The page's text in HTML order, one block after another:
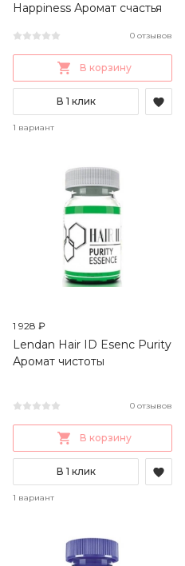
Happiness Аромат счастья
0 отзывов
В корзину
В 1 клик
1 вариант
1 928 ₽
Lendan Hair ID Esenc Purity
Аромат чистоты
0 отзывов
В корзину
В 1 клик
1 вариант